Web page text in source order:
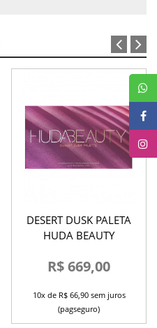
DESERT DUSK PALETA
HUDA BEAUTY
R$ 669,00
10x de R$ 66,90 sem juros
(pagseguro)